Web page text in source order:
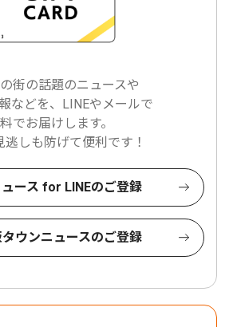
街の話題のニュースや
などを、LINEやメールで
でお届けします。
逃しも防げて便利です！
ース for LINEのご登録
ウンニュースのご登録